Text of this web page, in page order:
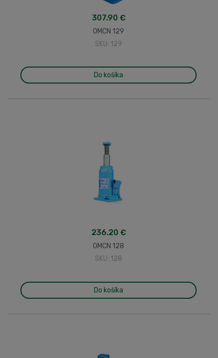
307.90 €
OMCN 129
SKU: 129
Do košíka
236.20 €
OMCN 128
SKU: 128
Do košíka